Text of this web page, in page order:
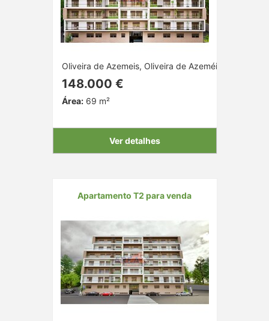
Oliveira de Azemeis, Oliveira de Azeméis, Aveiro
148.000 €
Área:69 m²
Ver detalhes
Apartamento T2 para venda